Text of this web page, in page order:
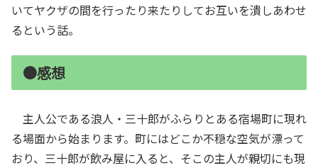
いてヤクザの間を行ったり来たりしてお互いを潰しあわせ
るという話。
●感想
主人公である浪人・三十郎がふらりとある宿場町に現れ
る場面から始まります。町にはどこか不穏な空気が漂って
おり、三十郎が飲み屋に入ると、そこの主人が親切にも現